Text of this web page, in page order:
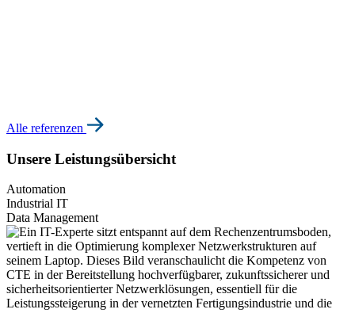
Alle referenzen
Unsere Leistungsübersicht
Automation
Industrial IT
Data Management